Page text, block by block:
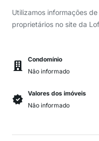
Utilizamos informações
proprietários no site da
Condomínio
Não informado
Valores dos imóveis
Não informado